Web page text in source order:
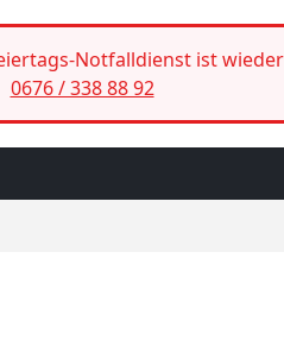
Notfalldienst ist
0676 / 338 88 92